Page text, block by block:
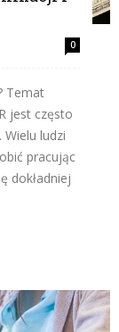
0
Temat
jest często
ludzi
pracując
dokładniej